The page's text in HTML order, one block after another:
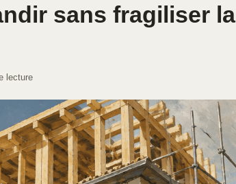
sans fragiliser la
lecture